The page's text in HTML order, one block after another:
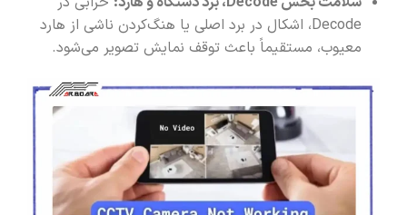
Decode، اشکال در برد اصلی یا هنگ‌کردن ناشی از هارد
معیوب، مستقیماً باعث توقف نمایش تصویر می‌شود.